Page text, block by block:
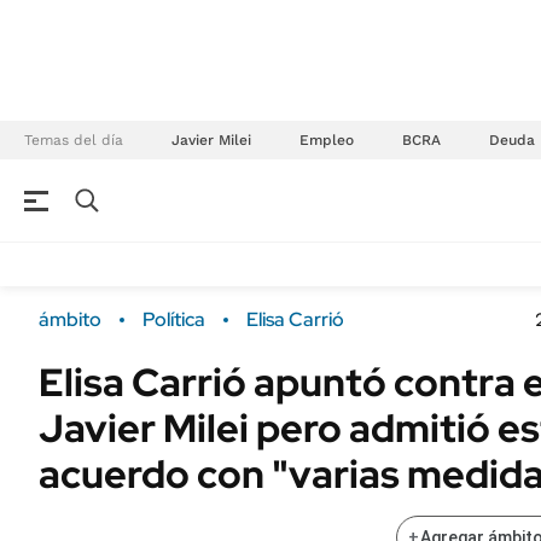
Temas del día Javier Milei Empleo BCRA Deuda
Campo
FINANZAS
Dólar
Sustentabilidad
Seguros
POLÍTICA
ámbito Política Elisa Carrió
Elisa Carrió apuntó contra
Javier Milei pero admitió
acuerdo con "varias